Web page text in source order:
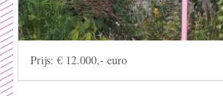
Prijs: € 12.000,- euro